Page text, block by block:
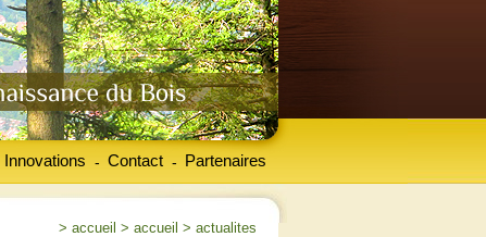
Innovations Contact
- Partenaires
-
> accueil > accueil > actualites